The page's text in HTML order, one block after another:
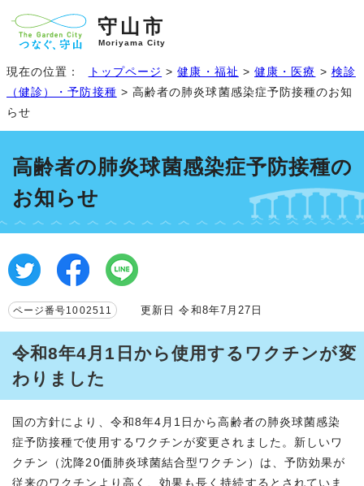
守山市
Moriyama City
現在の位置： トップページ >健康・福祉 >健康・医療 > 検診
（健診）・予防接種 > 高齢者の肺炎球菌感染症予防接種のお知
らせ
高齢者の肺炎球菌感染症予防接種の
お知らせ
ページ番号1002511 更新日 令和8年7月27日
令和8年4月1日から使用するワクチンが変
わりました
国の方針により、令和8年4月1日から高齢者の肺炎球菌感染
症予防接種で使用するワクチンが変更されました。新しいワ
クチン（沈降20価肺炎球菌結合型ワクチン）は、予防効果が
従来のワクチンより高く、効果も長く持続するとされていま